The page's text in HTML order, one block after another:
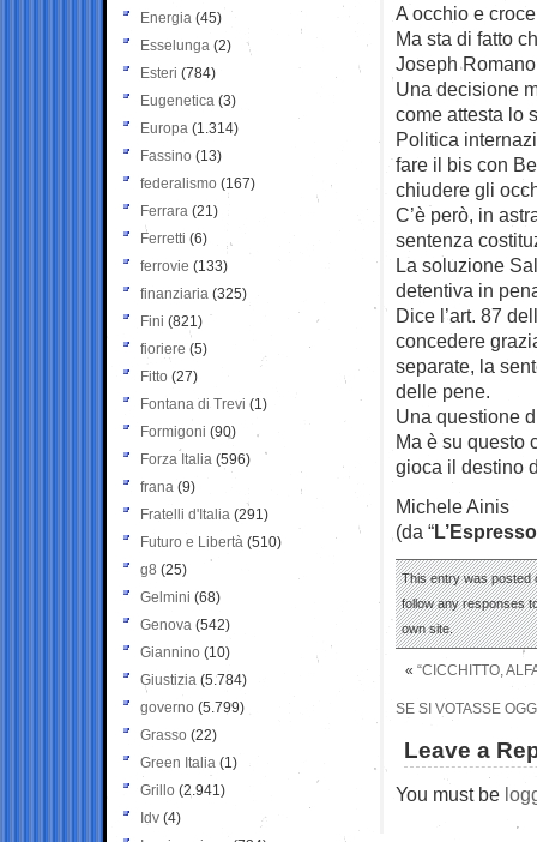
A occhio e
Ma sta di fatto
Joseph
Una decisione
come attesta lo
Politica
fare il bis con
chiudere gli
C’è però, in
sentenza
La soluzione
detentiva in
Dice l’art. 87
concedere
separate, la
delle pene.
Una questione
Ma è su questo
gioca il destino
Michele Ainis
(da “
This entry was posted
follow any responses
own site.
« “CICCHITTO,
SE SI VOTASSE
Leave a
You must be
Energia (45)
Esselunga (2)
Esteri (784)
Eugenetica (3)
Europa (1.314)
Fassino (13)
federalismo (167)
Ferrara (21)
Ferretti (6)
ferrovie (133)
finanziaria (325)
Fini (821)
fioriere (5)
Fitto (27)
Fontana di Trevi (1)
Formigoni (90)
Forza Italia (596)
frana (9)
Fratelli d'Italia (291)
Futuro e Libertà (510)
g8 (25)
Gelmini (68)
Genova (542)
Giannino (10)
Giustizia (5.784)
governo (5.799)
Grasso (22)
Green Italia (1)
Grillo (2.941)
Idv (4)